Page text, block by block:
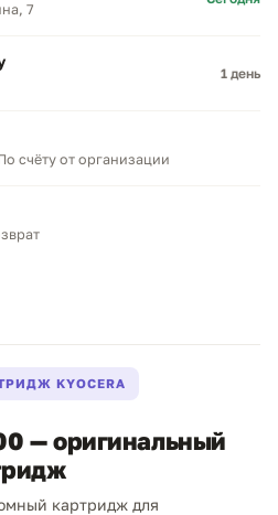
7
1 день
счёту от организации
KYOCERA
— оригинальный
картридж для